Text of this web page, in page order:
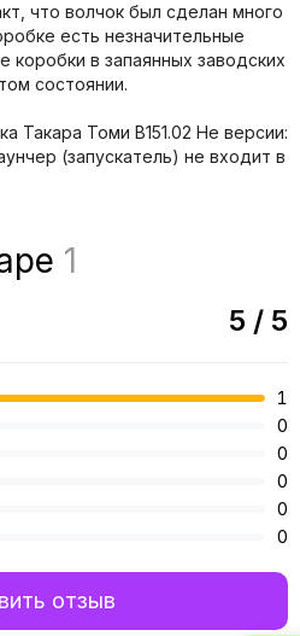
что волчок был сделан много
есть незначительные
в запаянных заводских
состоянии.
Такара Томи B151.02 Не версии:
(запускатель) не входит в
1
5 / 5
1
0
0
0
0
0
отзыв